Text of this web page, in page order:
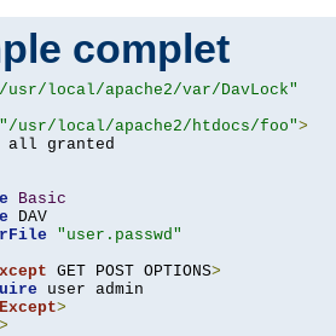
complet
usr/local/apache2/var/DavLock"
"/usr/local/apache2/htdocs/foo">
all granted
Basic
DAV
"user.passwd"
GET POST OPTIONS>
user admin
>
>